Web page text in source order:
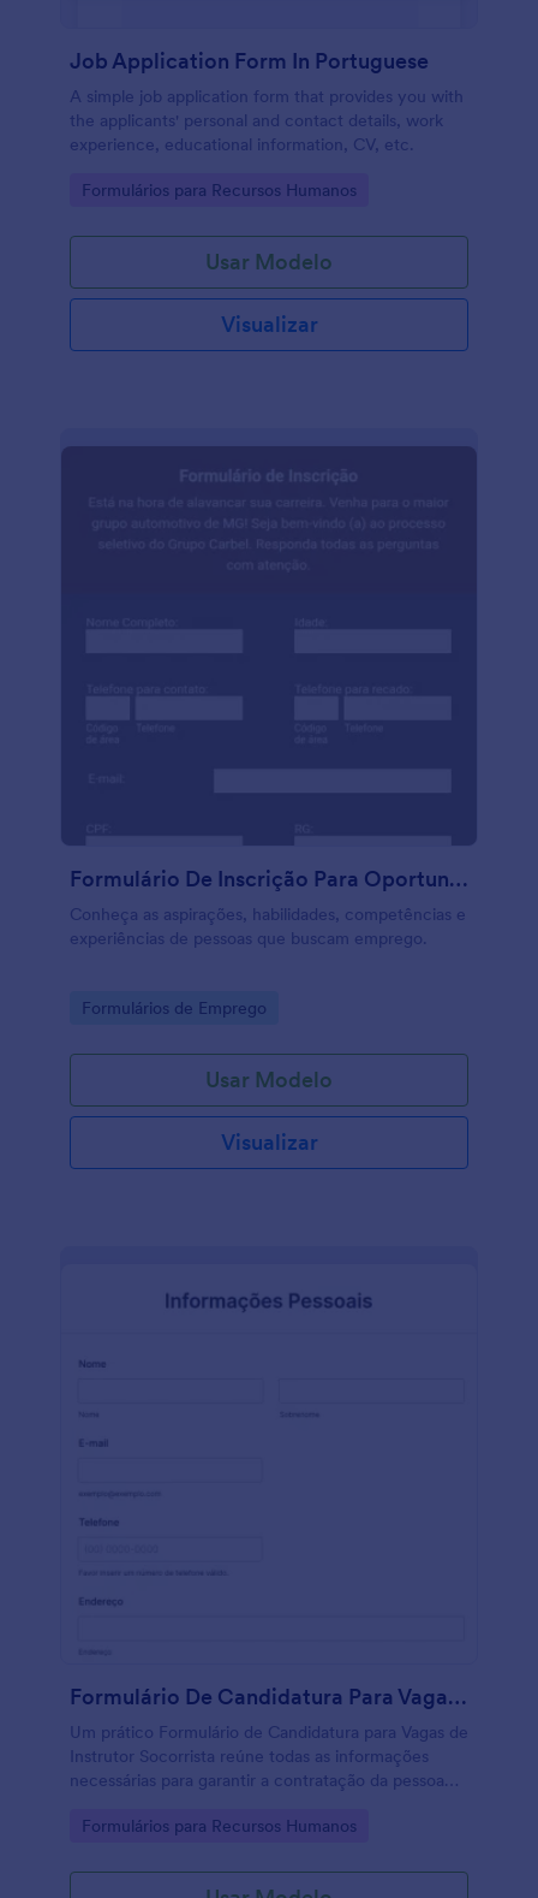
Job Application Form In Portuguese
A simple job application form that provides you with
the applicants' personal and contact details, work
experience, educational information, CV, etc.
Go to Category:
Formulários para Recursos Humanos
Usar Modelo
Visualizar
Formulário De Inscrição Para Oportunidades Profissionais
Conheça as aspirações, habilidades, competências e
experiências de pessoas que buscam emprego.
Go to Category:
Formulários de Emprego
Usar Modelo
Visualizar
Formulário De Candidatura Para Vagas De Instrutor Socorrista
Um prático Formulário de Candidatura para Vagas de
Instrutor Socorrista reúne todas as informações
necessárias para garantir a contratação da pessoa
dados pessoais, verificação de antecedentes
idiomas, seção sobre o cargo almejado e
Go to Category:
Formulários para Recursos Humanos